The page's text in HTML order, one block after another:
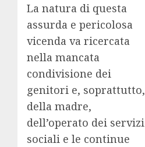
La natura di questa
assurda e pericolosa
vicenda va ricercata
nella mancata
condivisione dei
genitori e, soprattutto,
della madre,
dell’operato dei servizi
sociali e le continue